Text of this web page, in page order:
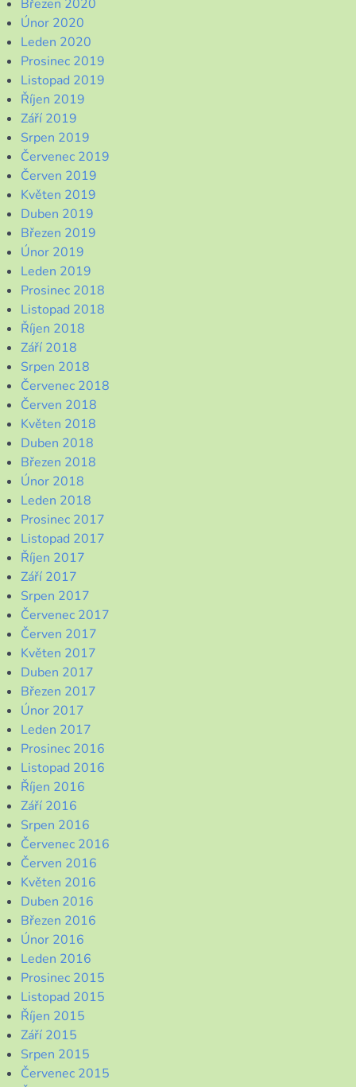
Březen 2020
Únor 2020
Leden 2020
Prosinec 2019
Listopad 2019
Říjen 2019
Září 2019
Srpen 2019
Červenec 2019
Červen 2019
Květen 2019
Duben 2019
Březen 2019
Únor 2019
Leden 2019
Prosinec 2018
Listopad 2018
Říjen 2018
Září 2018
Srpen 2018
Červenec 2018
Červen 2018
Květen 2018
Duben 2018
Březen 2018
Únor 2018
Leden 2018
Prosinec 2017
Listopad 2017
Říjen 2017
Září 2017
Srpen 2017
Červenec 2017
Červen 2017
Květen 2017
Duben 2017
Březen 2017
Únor 2017
Leden 2017
Prosinec 2016
Listopad 2016
Říjen 2016
Září 2016
Srpen 2016
Červenec 2016
Červen 2016
Květen 2016
Duben 2016
Březen 2016
Únor 2016
Leden 2016
Prosinec 2015
Listopad 2015
Říjen 2015
Září 2015
Srpen 2015
Červenec 2015